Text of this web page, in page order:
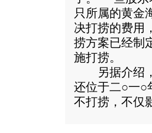
只所属的黄金
决打捞的费用
捞方案已经制
施打捞。
另据介绍，
还位于二○一○
不打捞，不仅